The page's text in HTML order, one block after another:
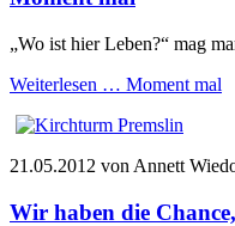
„Wo ist hier Leben?“ mag
Weiterlesen … Moment mal
21.05.2012 von Annett
Wir haben die